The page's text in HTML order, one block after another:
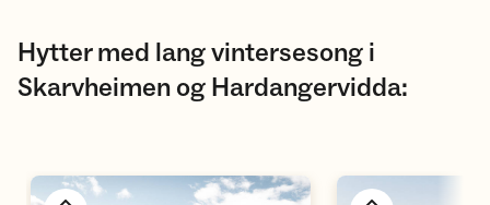
Hytter med lang vintersesong i
Skarvheimen og Hardangervidda: